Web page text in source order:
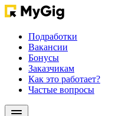
Подработки
Вакансии
Бонусы
Заказчикам
Как это работает?
Частые вопросы